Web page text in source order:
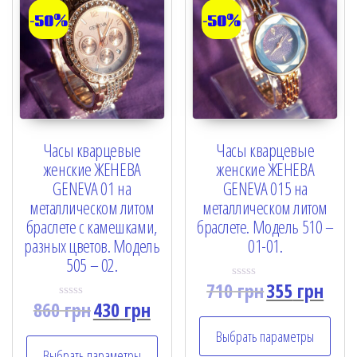
-50%
Часы кварцевые
женские ЖЕНЕВА
GENEVA 01 на
металлическом литом
браслете с камешками,
разных цветов. Модель
505 – 02.
R
a
860грн430грн
-50%
Часы кварцевые
женские ЖЕНЕВА
GENEVA 015 на
металлическом литом
браслете. Модель 510 –
01-01.
R
d
0
710грн355 грн
Выбрать параметры